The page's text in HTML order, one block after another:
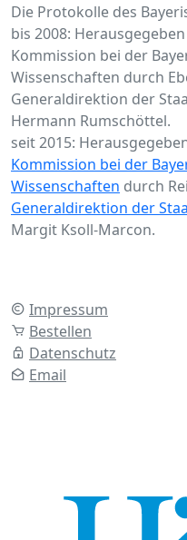
Die Protokolle des
bis 2008:
Kommission bei der
Wissenschaften durch
Generaldirektion der
Hermann Rumschöttel.
seit 2015:
Kommission bei der
Wissenschaften durch
Generaldirektion der
Margit Ksoll-Marcon.
Impressum
Bestellen
Datenschutz
Email